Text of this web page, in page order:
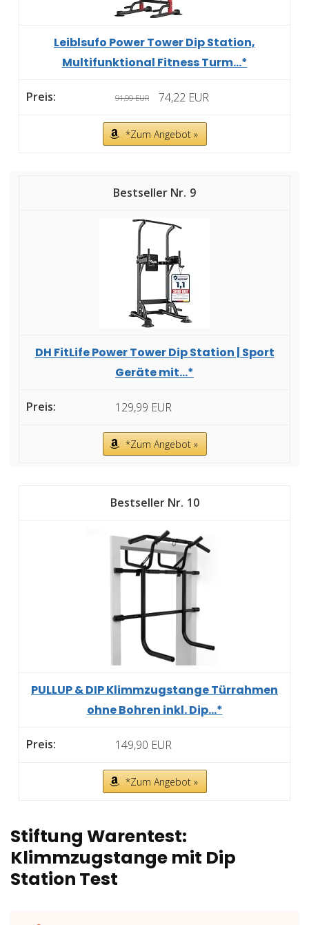
Leiblsufo Power Tower Dip Station,
Multifunktional Fitness Turm...*
91,99 EUR 74,22 EUR
*Zum Angebot »
9
DH FitLife Power Tower Dip Station | Sport
Geräte mit...*
129,99 EUR
*Zum Angebot »
10
PULLUP & DIP Klimmzugstange Türrahmen
ohne Bohren inkl. Dip...*
149,90 EUR
*Zum Angebot »
Stiftung Warentest:
Klimmzugstange mit Dip
Station Test